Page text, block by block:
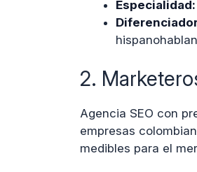
Especialidad:
2.
Agencia SEO con
empresas
medibles para el